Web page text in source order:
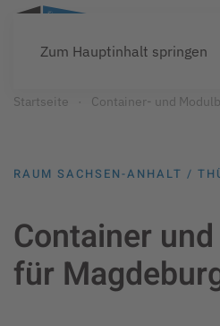
Zum Hauptinhalt springen
Startseite Container- und
RAUM SACHSEN-ANHALT /
Container
für